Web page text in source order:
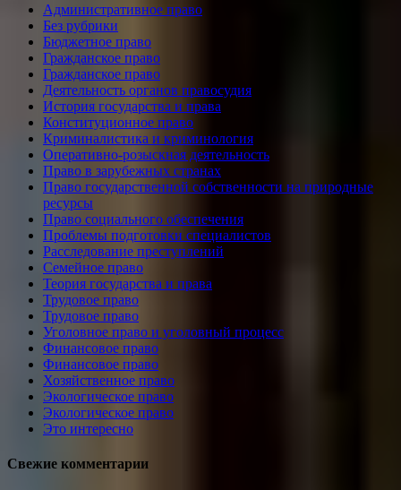
Административное право
Без рубрики
Бюджетное право
Гражданское право
Гражданское право
Деятельность органов правосудия
История государства и права
Конституционное право
Криминалистика и криминология
Оперативно-розыскная деятельность
Право в зарубежных странах
Право государственной собственности на природные
ресурсы
Право социального обеспечения
Проблемы подготовки специалистов
Расследование преступлений
Семейное право
Теория государства и права
Трудовое право
Трудовое право
Уголовное право и уголовный процесс
Финансовое право
Финансовое право
Хозяйственное право
Экологическое право
Экологическое право
Это интересно
Свежие комментарии